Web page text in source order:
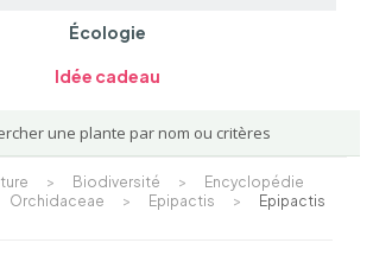
Écologie
Idée cadeau
une plante par nom ou critères
> Biodiversité >
Encyclopédie
Orchidaceae > Epipactis >
Epipactis